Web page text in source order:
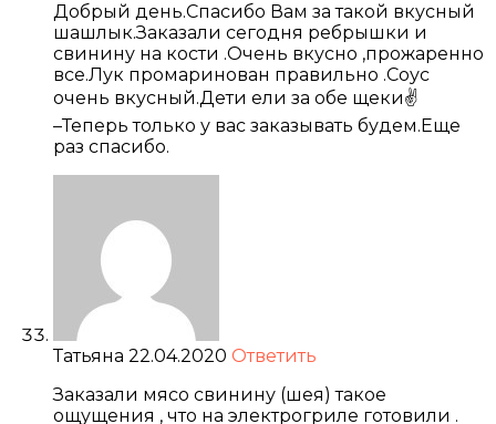
Добрый день.Спасибо Вам за такой вкусный
шашлык.Заказали сегодня ребрышки и
свинину на кости .Очень вкусно ,прожаренно
все.Лук промаринован правильно .Соус
очень вкусный.Дети ели за обе щеки✌
–Теперь только у вас заказывать будем.Еще
раз спасибо.
Татьяна 22.04.2020 Ответить
Заказали мясо свинину (шея) такое
ощущения , что на электрогриле готовили .